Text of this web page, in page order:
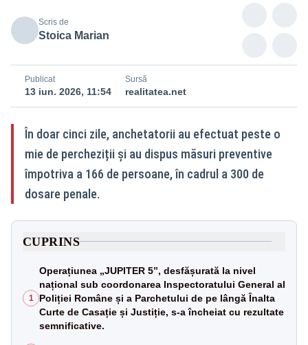
Scris de
Stoica Marian
Publicat
13 iun. 2026, 11:54
Sursă
realitatea.net
În doar cinci zile, anchetatorii au efectuat peste o
mie de percheziții și au dispus măsuri preventive
împotriva a 166 de persoane, în cadrul a 300 de
dosare penale.
CUPRINS
1
Operațiunea „JUPITER 5”, desfășurată la nivel
național sub coordonarea Inspectoratului General al
Poliției Române și a Parchetului de pe lângă Înalta
Curte de Casație și Justiție, s-a încheiat cu rezultate
semnificative.